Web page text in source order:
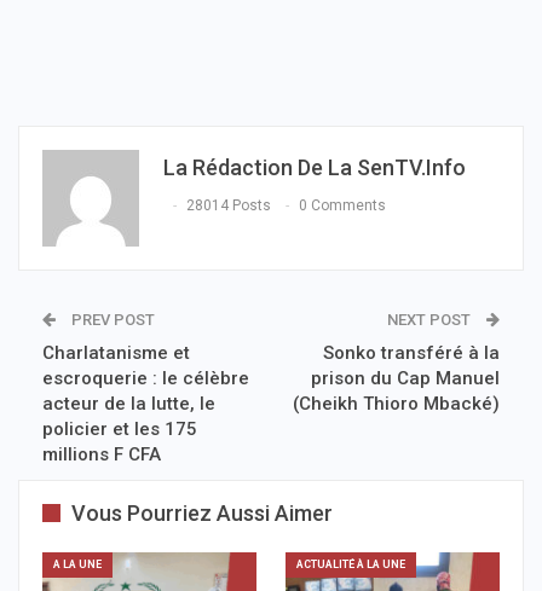
La Rédaction De La SenTV.info
28014 Posts 0 Comments
PREV POST
Charlatanisme et
escroquerie : le célèbre
acteur de la lutte, le
policier et les 175
millions F CFA
NEXT POST
Sonko transféré à la
prison du Cap Manuel
(Cheikh Thioro Mbacké)
Vous Pourriez Aussi Aimer
A LA UNE ACTUALITÉ À LA UNE